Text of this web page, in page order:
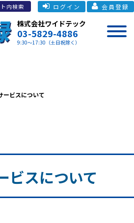
ログイン 会員登録
株式会社ワイドテック
03-5829-4886
9:30～17:30（土日祝除く）
ービスについて
ビスについて